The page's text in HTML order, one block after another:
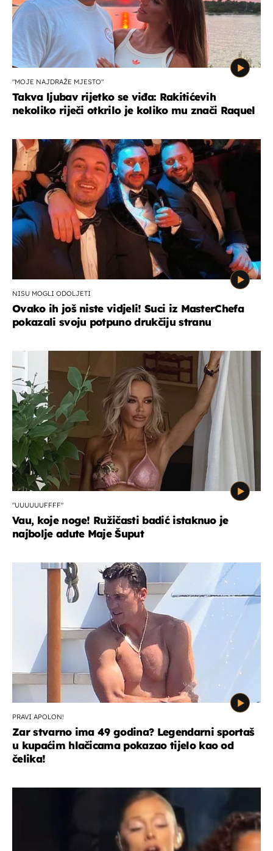
"MOJE NAJDRAŽE MJESTO"
Takva ljubav rijetko se viđa: Rakitićevih
nekoliko riječi otkrilo je koliko mu znači Raquel
NISU MOGLI ODOLJETI
Ovako ih još niste vidjeli! Suci iz MasterChefa
pokazali svoju potpuno drukčiju stranu
"UUUUUUFFFF"
Vau, koje noge! Ružičasti badić istaknuo je
najbolje adute Maje Šuput
PRAVI APOLON!
Zar stvarno ima 49 godina? Legendarni sportaš
u kupaćim hlačicama pokazao tijelo kao od
čelika!